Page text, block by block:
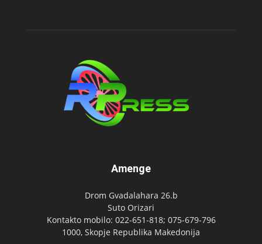
Amenge
Drom Gvadalahara 26.b
Suto Orizari
Kontakto mobilo: 022-651-818; 075-679-796
1000, Skopje Republika Makedonija